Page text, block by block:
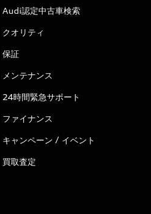
Audi認定中古車検索
クオリティ
保証
メンテナンス
24時間緊急サポート
ファイナンス
キャンペーン / イベント
買取査定